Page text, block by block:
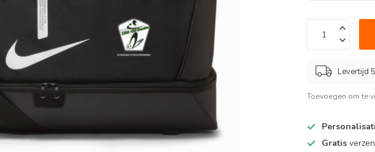
Levertijd
Toevoegen om te
Gratis